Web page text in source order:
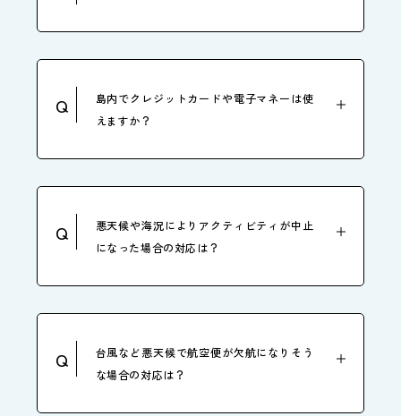
Q
島内でクレジットカードや電子マネーは使
えますか？
Q
悪天候や海況によりアクティビティが中止
になった場合の対応は？
Q
台風など悪天候で航空便が欠航になりそう
な場合の対応は？